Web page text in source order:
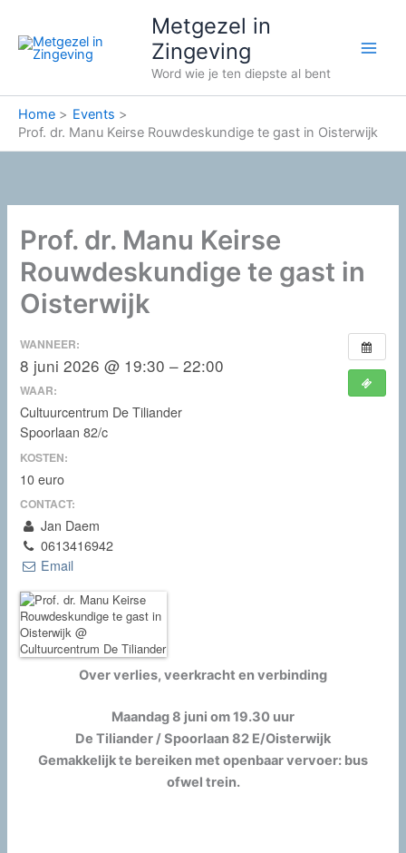
naar
Metgezel in
Zingeving
Word wie je ten diepste al bent
Home
Events
Prof. dr. Manu Keirse Rouwdeskundige te gast in Oisterwijk
Prof. dr. Manu Keirse
Rouwdeskundige te gast in
Oisterwijk
WANNEER:
8 juni 2026 @ 19:30 – 22:00
WAAR:
Cultuurcentrum De Tiliander
Spoorlaan 82/c
KOSTEN:
10 euro
CONTACT:
Jan Daem
0613416942
Email
Over verlies, veerkracht en verbinding
Maandag 8 juni om 19.30 uur
De Tiliander / Spoorlaan 82 E/Oisterwijk
Gemakkelijk te bereiken met openbaar vervoer: bus
ofwel trein.